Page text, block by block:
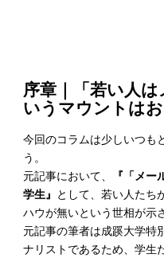
序章｜「若い人
いうマウントは
今回のコラムは少しいつも
う。
元記事において、
『「メ
学生』
として、若い人たち
ハウが無いという世相が示
元記事の筆者は成蹊大学特
ナリストであるため、学生